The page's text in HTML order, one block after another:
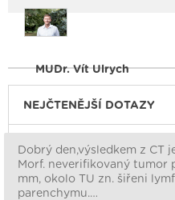
MUDr. Vít Ulrych
NEJČTENĚJŠÍ DOTAZY
Dobrý den,výsledkem z CT
Morf. neverifikovaný tumor
mm, okolo TU zn. šiřeni
parenchymu.…